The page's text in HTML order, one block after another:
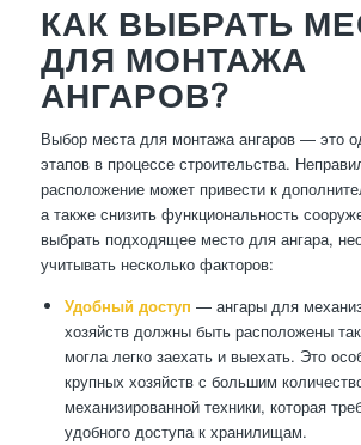
КАК ВЫБРАТЬ
ДЛЯ МОНТАЖА
АНГАРОВ?
Выбор места для монтажа ангаров — это
этапов в процессе строительства.
расположение может привести к
а также снизить функциональность
выбрать подходящее место для ангара,
учитывать несколько факторов:
Удобный доступ — ангары для
хозяйств должны быть расположены
могла легко заехать и выехать. Это
крупных хозяйств с большим
механизированной техники, которая
удобного доступа к хранилищам.